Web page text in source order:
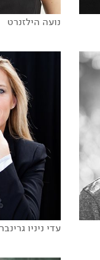
נועה הילזנרט
תתחילו
עדי ניניו